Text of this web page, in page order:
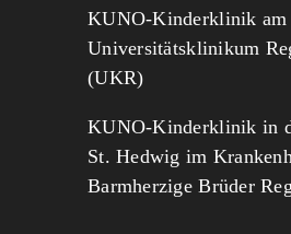
KUNO-Kinderklinik am
Universitätsklinikum
(UKR)
KUNO-Kinderklinik in
St. Hedwig im
Barmherzige Brüder